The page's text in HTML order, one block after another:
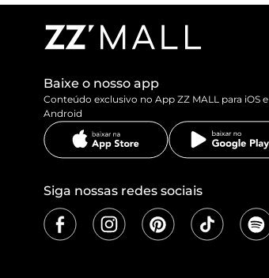
Baixe o nosso app
Conteúdo exclusivo no App ZZ MALL para iOS e
Android
Siga nossas redes sociais